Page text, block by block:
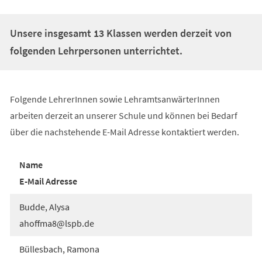
Unsere insgesamt 13 Klassen werden derzeit von
folgenden Lehrpersonen unterrichtet.
Folgende LehrerInnen sowie LehramtsanwärterInnen
arbeiten derzeit an unserer Schule und können bei Bedarf
über die nachstehende E-Mail Adresse kontaktiert werden.
Name
E-Mail Adresse
Budde, Alysa
ahoffma8
lspb de
Büllesbach, Ramona